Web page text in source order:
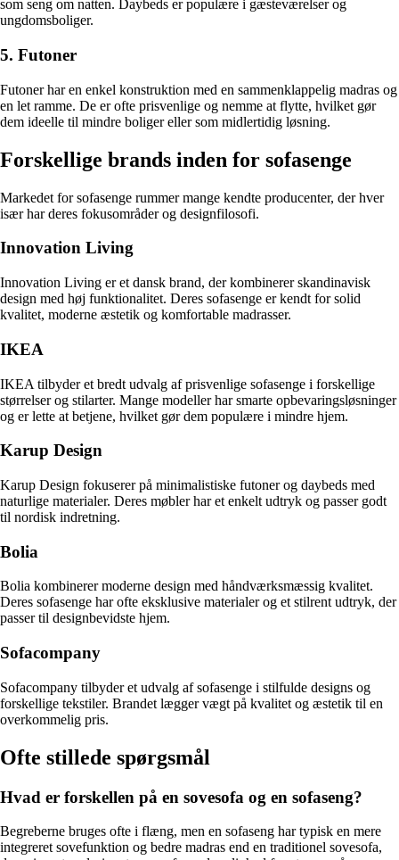
som seng om natten. Daybeds er populære i gæsteværelser og
ungdomsboliger.
5. Futoner
Futoner har en enkel konstruktion med en sammenklappelig madras og
en let ramme. De er ofte prisvenlige og nemme at flytte, hvilket gør
dem ideelle til mindre boliger eller som midlertidig løsning.
Forskellige brands inden for sofasenge
Markedet for sofasenge rummer mange kendte producenter, der hver
især har deres fokusområder og designfilosofi.
Innovation Living
Innovation Living er et dansk brand, der kombinerer skandinavisk
design med høj funktionalitet. Deres sofasenge er kendt for solid
kvalitet, moderne æstetik og komfortable madrasser.
IKEA
IKEA tilbyder et bredt udvalg af prisvenlige sofasenge i forskellige
størrelser og stilarter. Mange modeller har smarte opbevaringsløsninger
og er lette at betjene, hvilket gør dem populære i mindre hjem.
Karup Design
Karup Design fokuserer på minimalistiske futoner og daybeds med
naturlige materialer. Deres møbler har et enkelt udtryk og passer godt
til nordisk indretning.
Bolia
Bolia kombinerer moderne design med håndværksmæssig kvalitet.
Deres sofasenge har ofte eksklusive materialer og et stilrent udtryk, der
passer til designbevidste hjem.
Sofacompany
Sofacompany tilbyder et udvalg af sofasenge i stilfulde designs og
forskellige tekstiler. Brandet lægger vægt på kvalitet og æstetik til en
overkommelig pris.
Ofte stillede spørgsmål
Hvad er forskellen på en sovesofa og en sofaseng?
Begreberne bruges ofte i flæng, men en sofaseng har typisk en mere
integreret sovefunktion og bedre madras end en traditionel sovesofa,